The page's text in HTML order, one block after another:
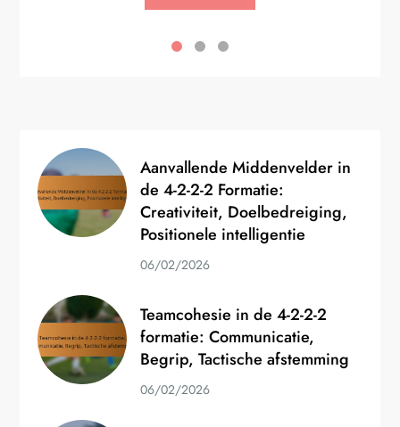
Aanvallende Middenvelder in
de 4-2-2-2 Formatie:
Creativiteit, Doelbedreiging,
Positionele intelligentie
06/02/2026
Teamcohesie in de 4-2-2-2
formatie: Communicatie,
Begrip, Tactische afstemming
06/02/2026